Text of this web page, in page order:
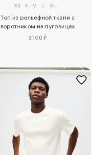
XS S M L XL
Топ из рельефной ткани с
воротником на пуговицах
3100 ₽